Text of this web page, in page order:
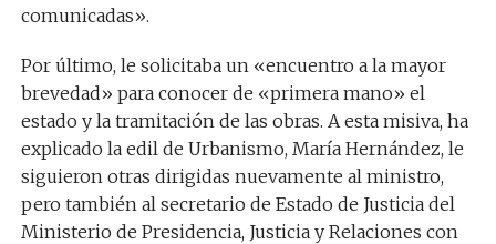
comunicadas».
Por último, le solicitaba un «encuentro a la mayor
brevedad» para conocer de «primera mano» el
estado y la tramitación de las obras. A esta misiva, ha
explicado la edil de Urbanismo, María Hernández, le
siguieron otras dirigidas nuevamente al ministro,
pero también al secretario de Estado de Justicia del
Ministerio de Presidencia, Justicia y Relaciones con